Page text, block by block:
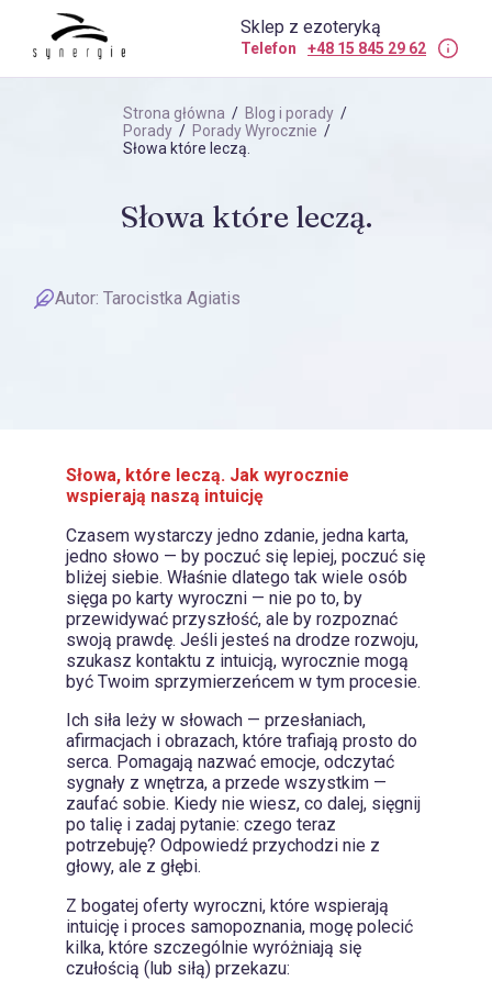
Sklep z ezoteryką
Telefon +48 15 845 29 62
Strona główna / Blog i porady /
Porady / Porady Wyrocznie /
Słowa które leczą.
Słowa które leczą.
Autor: Tarocistka Agiatis
Słowa, które leczą. Jak wyrocznie
wspierają naszą intuicję
Czasem wystarczy jedno zdanie, jedna karta,
jedno słowo — by poczuć się lepiej, poczuć się
bliżej siebie. Właśnie dlatego tak wiele osób
sięga po karty wyroczni — nie po to, by
przewidywać przyszłość, ale by rozpoznać
swoją prawdę. Jeśli jesteś na drodze rozwoju,
szukasz kontaktu z intuicją, wyrocznie mogą
być Twoim sprzymierzeńcem w tym procesie.
Ich siła leży w słowach — przesłaniach,
afirmacjach i obrazach, które trafiają prosto do
serca. Pomagają nazwać emocje, odczytać
sygnały z wnętrza, a przede wszystkim —
zaufać sobie. Kiedy nie wiesz, co dalej, sięgnij
po talię i zadaj pytanie: czego teraz
potrzebuję? Odpowiedź przychodzi nie z
głowy, ale z głębi.
Z bogatej oferty wyroczni, które wspierają
intuicję i proces samopoznania, mogę polecić
kilka, które szczególnie wyróżniają się
czułością (lub siłą) przekazu: